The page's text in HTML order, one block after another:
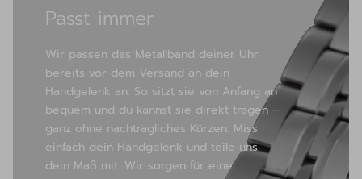
Passt immer
Wir passen das Metallband deiner Uhr
bereits vor dem Versand an dein
Handgelenk an. So sitzt sie von Anfang an
bequem und du kannst sie direkt tragen —
ganz ohne nachträgliches Kürzen. Miss
einfach dein Handgelenk und teile uns
dein Maß mit. Wir sorgen für eine